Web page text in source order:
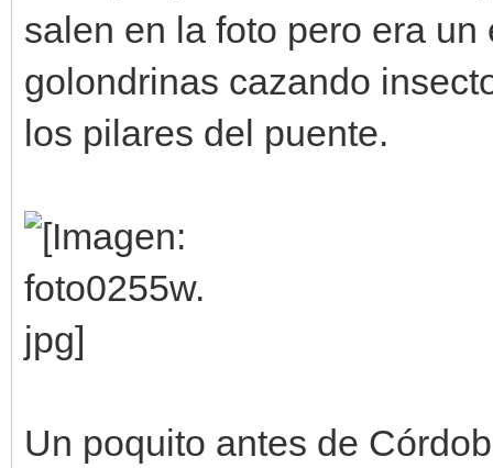
salen en la foto pero era
golondrinas cazando
los pilares del puente.
Un poquito antes de